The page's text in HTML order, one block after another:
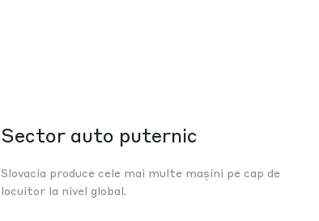
Sector auto puternic
Slovacia produce cele mai multe mașini pe cap de
locuitor la nivel global.